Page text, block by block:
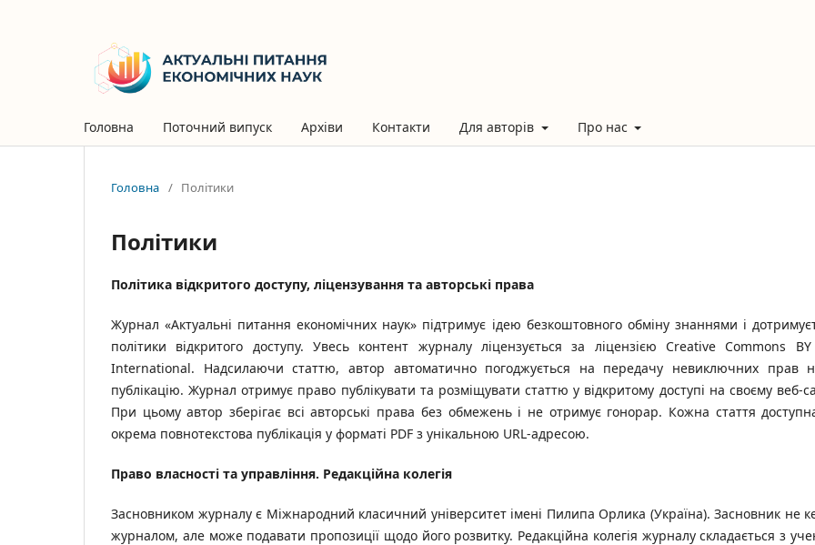
Головна Поточний випуск Архіви Контакти Для авторів Про нас
Головна / Політики
Політики
Політика відкритого доступу, ліцензування та авторські права
Журнал «Актуальні питання економічних наук» підтримує ідею безкоштовного обміну знаннями і
політики відкритого доступу. Увесь контент журналу ліцензується за ліцензією Creative Commons
International. Надсилаючи статтю, автор автоматично погоджується на передачу невиключних прав
публікацію. Журнал отримує право публікувати та розміщувати статтю у відкритому доступі на своєму веб-
При цьому автор зберігає всі авторські права без обмежень і не отримує гонорар. Кожна стаття
окрема повнотекстова публікація у форматі PDF з унікальною URL-адресою.
Право власності та управління. Редакційна колегія
Засновником журналу є Міжнародний класичний університет імені Пилипа Орлика (Україна). Засновник не
журналом, але може подавати пропозиції щодо його розвитку. Редакційна колегія журналу складається з